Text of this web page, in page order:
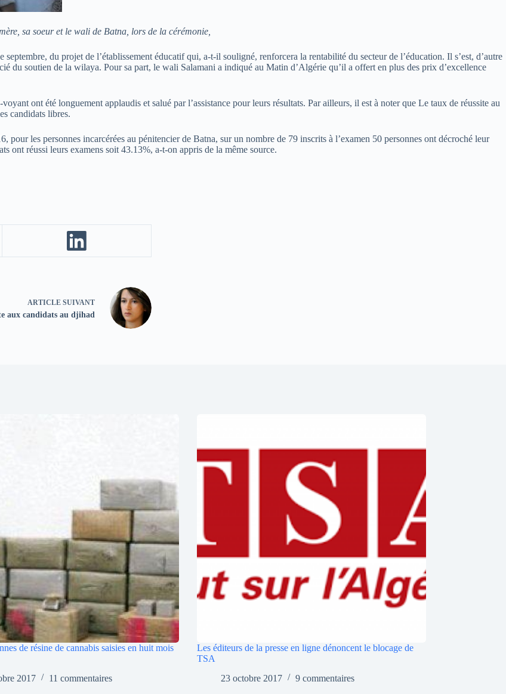
sa soeur et le wali de Batna, lors de la cérémonie,
du projet de l’établissement éducatif qui, a-t-il souligné, renforcera la rentabilité du secteur de l’éducation. Il s’est, d’autre
du soutien de la wilaya. Pour sa part, le wali Salamani a indiqué au Matin d’Algérie qu’il a offert en plus des prix d’excellence
ont été longuement applaudis et salué par l’assistance pour leurs résultats. Par ailleurs, il est à noter que Le taux de réussite au
candidats libres.
pour les personnes incarcérées au pénitencier de Batna, sur un nombre de 79 inscrits à l’examen 50 personnes ont décroché leur
ont réussi leurs examens soit 43.13%, a-t-on appris de la même source.
ARTICLE SUIVANT
aux candidats au djihad
de résine de cannabis saisies en huit mois
2017
11 commentaires
Les éditeurs de la presse en ligne dénoncent le blocage de
TSA
23 octobre 2017
9 commentaires